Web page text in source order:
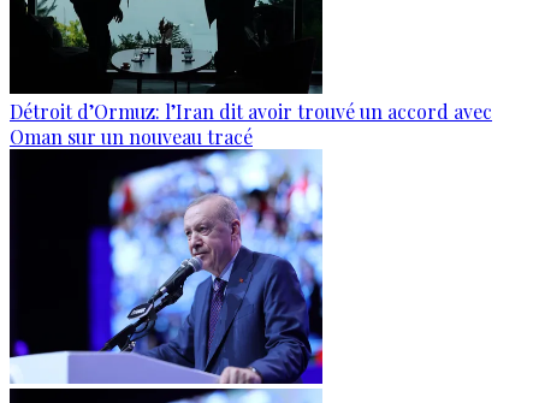
Détroit d’Ormuz: l’Iran dit avoir trouvé un accord avec
Oman sur un nouveau tracé